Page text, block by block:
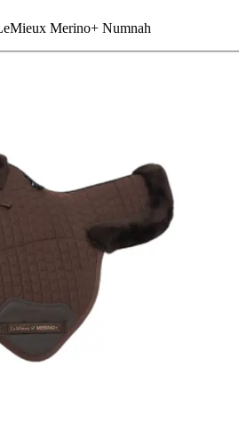
Merino+ Numnah